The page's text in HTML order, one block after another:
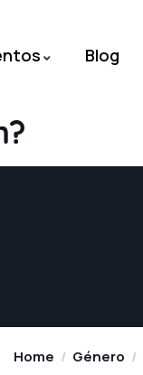
Blog
Home Género